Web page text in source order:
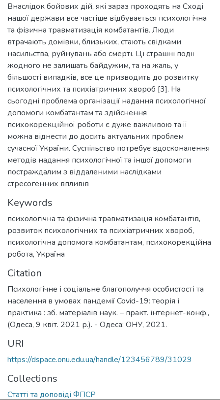
Внаслідок бойових дій, які зараз проходять на Сході
нашої держави все частіше відбувається психологічна
та фізична травматизація комбатантів. Люди
втрачають домівки, близьких, стають свідками
насильства, руйнувань або смерті. Ці страшні події
жодного не залишать байдужим, та на жаль, у
більшості випадків, все це призводить до розвитку
психологічних та психіатричних хвороб [3]. На
сьогодні проблема організації надання психологічної
допомоги комбатантам та здійснення
психокорекційної роботи є дуже важливою та її
можна віднести до досить актуальних проблем
сучасної України. Суспільство потребує вдосконалення
методів надання психологічної та іншої допомоги
постраждалим з віддаленими наслідками
стресогенних впливів
Keywords
психологічна та фізична травматизація комбатантів,
розвиток психологічних та психіатричних хвороб,
психологічна допомога комбатантам, психокорекційна
робота, Україна
Citation
Психологічне і соціальне благополуччя особистості та
населення в умовах пандемії Covid-19: теорія і
практика : зб. матеріалів наук. – практ. інтернет-конф.,
(Одеса, 9 квіт. 2021 р.). - Одеса: ОНУ, 2021.
URI
https://dspace.onu.edu.ua/handle/123456789/31029
Collections
Статті та доповіді ФПСР